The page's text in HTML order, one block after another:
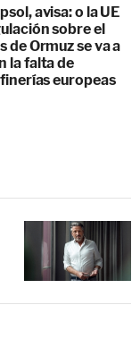
avisa: o la UE
sobre el
de Ormuz se va a
la falta de
europeas